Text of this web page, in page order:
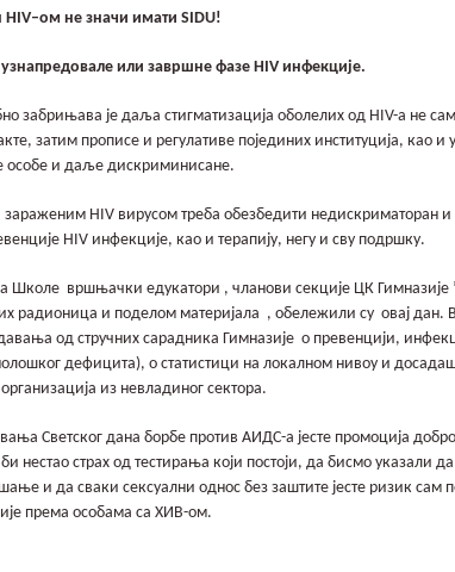
HIV–oм не значи имати SIDU!
узнапредовале или завршне фазе HIV инфекције.
забрињава је даља стигматизација оболелих од HIV-а не
затим прописе и регулативе појединих институција, као и
особе и даље дискриминисане.
HIV вирусом треба обезбедити недискриматоран и
HIV инфекције, као и терапију, негу и сву подршку.
Школе вршњачки едукатори , чланови секције ЦК Гимназије
радионица и поделом материјала , обележили су овај дан.
од стручних сарадника Гимназије о превенцији,
дефицита), о статистици на локалном нивоу и
из невладиног сектора.
Светског дана борбе против АИДС-а јесте промоција
нестао страх од тестирања који постоји, да бисмо указали
и да сваки сексуални однос без заштите јесте ризик
према особама са ХИВ-ом.